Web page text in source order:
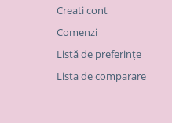
Creati cont
Comenzi
Listă de preferințe
Lista de comparare